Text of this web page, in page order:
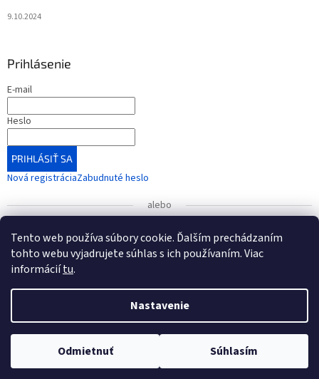
Tento web používa súbory cookie. Ďalším prechádzaním
tohto webu vyjadrujete súhlas s ich používaním. Viac
informáciítu.
Nastavenie
Odmietnuť Súhlasím
UPOZORNENIE
bankového účtu, ktorá nadobudla platnosť od 1. januára
Nové číslo účtu (od 1.1.2026): IBAN: SK54 7500 0000 0040
3496 6565
9.10.2024
Prihlásenie
E-mail
Heslo
PRIHLÁSIŤ SA
Nová registráciaZabudnuté heslo
alebo
Prihlásiť sa cez Google
Copyright 2026KONEXMEDIK. Všetky práva vyhradené.Upraviť